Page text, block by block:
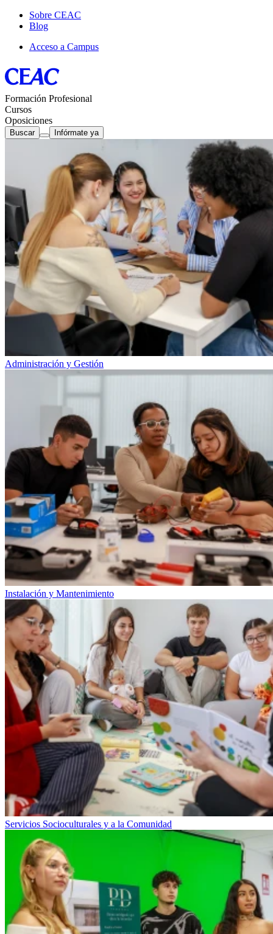
Sobre CEAC
Blog
Acceso a Campus
Formación Profesional
Cursos
Oposiciones
Buscar Infórmate ya
Administración y Gestión
Instalación y Mantenimiento
Servicios Socioculturales y a la Comunidad